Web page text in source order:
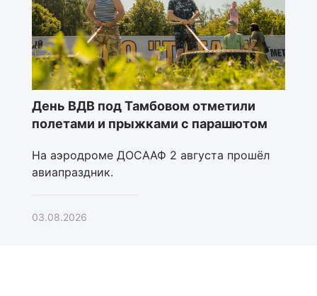
День ВДВ под Тамбовом отметили
полетами и прыжками с парашютом
На аэродроме ДОСААФ 2 августа прошёл
авиапраздник.
03.08.2026